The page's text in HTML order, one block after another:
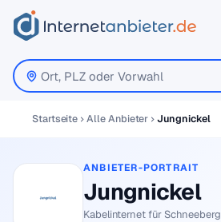
Startseite Alle Anbieter Jungnickel
ANBIETER-PORTRAIT
Jungnickel
Kabelinternet für Schneeberg